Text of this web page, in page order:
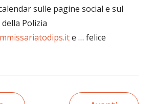
sulle pagine social e sul
Polizia
e … felice